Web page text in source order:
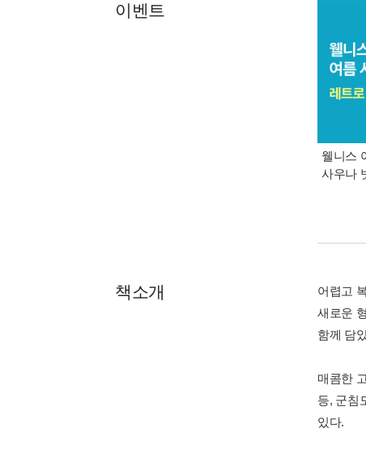
이벤트
웰니스
사우나
책소개
어렵고
새로운
함께 담
매콤한
등, 군침
있다.